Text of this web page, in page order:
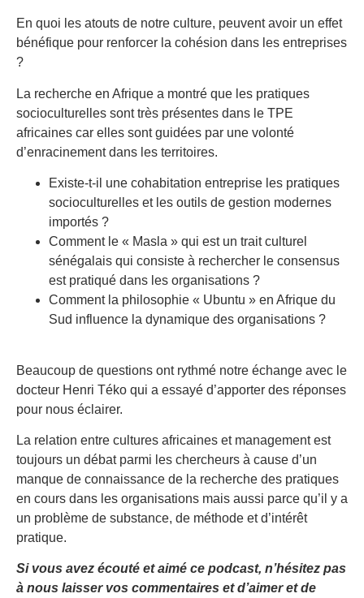
En quoi les atouts de notre culture, peuvent avoir un effet
bénéfique pour renforcer la cohésion dans les entreprises
?
La recherche en Afrique a montré que les pratiques
socioculturelles sont très présentes dans le TPE
africaines car elles sont guidées par une volonté
d’enracinement dans les territoires.
Existe-t-il une cohabitation entreprise les pratiques
socioculturelles et les outils de gestion modernes
importés ?
Comment le « Masla » qui est un trait culturel
sénégalais qui consiste à rechercher le consensus
est pratiqué dans les organisations ?
Comment la philosophie « Ubuntu » en Afrique du
Sud influence la dynamique des organisations ?
Beaucoup de questions ont rythmé notre échange avec le
docteur Henri Téko qui a essayé d’apporter des réponses
pour nous éclairer.
La relation entre cultures africaines et management est
toujours un débat parmi les chercheurs à cause d’un
manque de connaissance de la recherche des pratiques
en cours dans les organisations mais aussi parce qu’il y a
un problème de substance, de méthode et d’intérêt
pratique.
Si vous avez écouté et aimé ce podcast, n’hésitez pas
à nous laisser vos commentaires et d’aimer et de